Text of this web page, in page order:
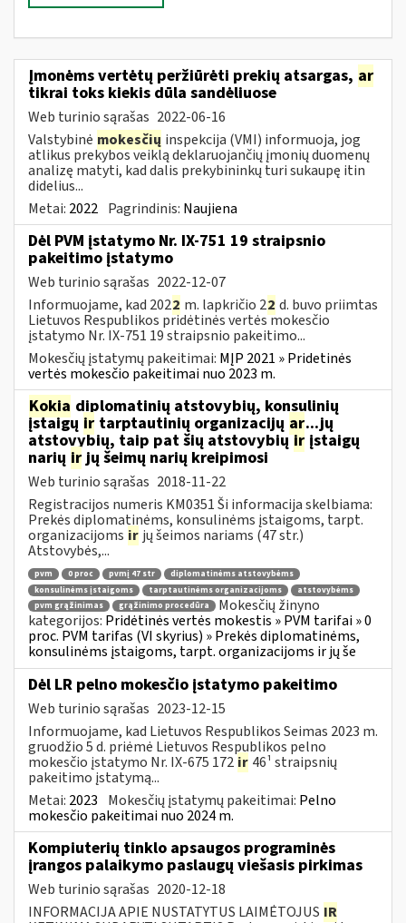
Įmonėms vertėtų peržiūrėti prekių atsargas, ar
tikrai toks kiekis dūla sandėliuose
Web turinio sąrašas 2022-06-16
Valstybinė mokesčių inspekcija (VMI) informuoja, jog
atlikus prekybos veiklą deklaruojančių įmonių duomenų
analizę matyti, kad dalis prekybininkų turi sukaupę itin
didelius...
Metai: 2022 Pagrindinis: Naujiena
Dėl PVM įstatymo Nr. IX-751 19 straipsnio
pakeitimo įstatymo
Web turinio sąrašas 2022-12-07
Informuojame, kad 2022 m. lapkričio 22 d. buvo priimtas
Lietuvos Respublikos pridėtinės vertės mokesčio
įstatymo Nr. IX-751 19 straipsnio pakeitimo...
Mokesčių įstatymų pakeitimai: MĮP 2021 » Pridetinės
vertės mokesčio pakeitimai nuo 2023 m.
Kokia diplomatinių atstovybių, konsulinių
įstaigų ir tarptautinių organizacijų ar...jų
atstovybių, taip pat šių atstovybiųir įstaigų
narių irjų šeimų narių kreipimosi
Web turinio sąrašas 2018-11-22
Registracijos numeris KM0351 Ši informacija skelbiama:
Prekės diplomatinėms, konsulinėms įstaigoms, tarpt.
organizacijoms ir jų šeimos nariams (47 str.)
Atstovybės,...
pvm 0 proc pvmį 47 str
diplomatinėms atstovybėms
konsulinėms įstaigoms
tarptautinėms organizacijoms
atstovybėms
pvm grąžinimas
grąžinimo procedūra
Mokesčių žinyno
kategorijos: Pridėtinės vertės mokestis » PVM tarifai » 0
proc. PVM tarifas (VI skyrius) » Prekės diplomatinėms,
konsulinėms įstaigoms, tarpt. organizacijoms ir jų še
Dėl LR pelno mokesčio įstatymo pakeitimo
Web turinio sąrašas 2023-12-15
Informuojame, kad Lietuvos Respublikos Seimas 2023 m.
gruodžio 5 d. priėmė Lietuvos Respublikos pelno
mokesčio įstatymo Nr. IX-675 172 ir 46¹ straipsnių
pakeitimo įstatymą...
Metai: 2023 Mokesčių įstatymų pakeitimai: Pelno
mokesčio pakeitimai nuo 2024 m.
Kompiuterių tinklo apsaugos programinės
įrangos palaikymo paslaugų viešasis pirkimas
Web turinio sąrašas 2020-12-18
INFORMACIJA APIE NUSTATYTUS LAIMĖTOJUS IR